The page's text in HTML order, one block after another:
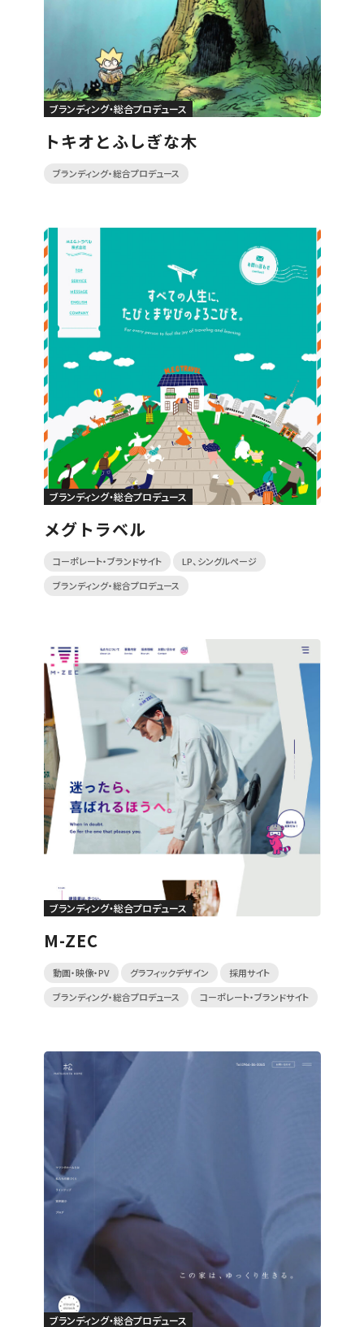
ブランディング・総合プロデュース
トキオとふしぎな木
ブランディング・総合プロデュース
ブランディング・総合プロデュース
メグトラベル
コーポレート・ブランドサイト LP、シングルページ
ブランディング・総合プロデュース
ブランディング・総合プロデュース
M-ZEC
動画・映像・PV グラフィックデザイン 採用サイト
ブランディング・総合プロデュース コーポレート・ブランドサイト
ブランディング・総合プロデュース